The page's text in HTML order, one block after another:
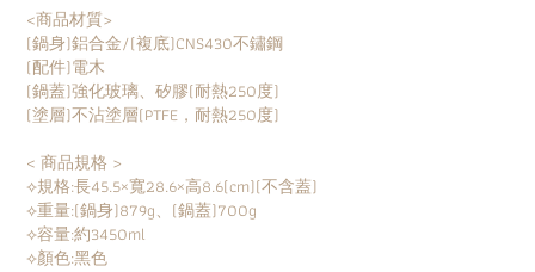
<商品材質>
(鍋身)鋁合金/(複底)CNS430不鏽鋼
(配件)電木
(鍋蓋)強化玻璃、矽膠(耐熱250度)
(塗層)不沾塗層(PTFE，耐熱250度)
< 商品規格 >
⟡規格:長45.5×寬28.6×高8.6(cm)(不含蓋)
⟡重量:(鍋身)879g、(鍋蓋)700g
⟡容量:約3450ml
⟡顏色:黑色